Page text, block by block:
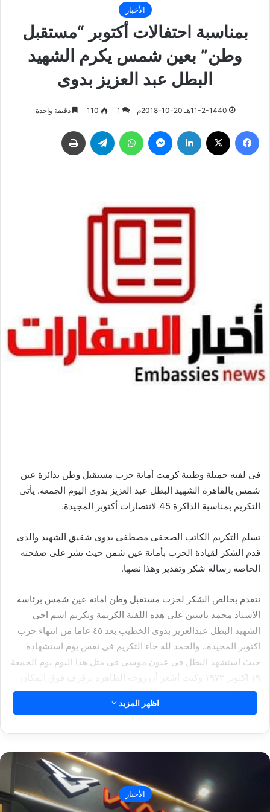
الأخبار
بمناسبة احتفالات أكتوبر “مستقبل
وطن” بعين شمس يكرم الشهيد
البطل عبد العزيز بدوى
11-2-1440هـ 20-10-2018م 1
110 دقيقة واحدة
فى لفته جميلة وطيبة كرمت أمانة حزب مستقبل وطن بدائرة عين
شمس بالقاهرة الشهيد البطل عبد العزيز بدوى اليوم الجمعة. يأتى
التكريم بمناسبة الذاكرة 45 لانتصارات أكتوبر المجيدة.
تسلم التكريم الكاتب الصحفى مصطفى بدوى شقيق الشهيد والذى
قدم الشكر لقيادة الحزب بأمانة عين شمن حيث نشر على صفحته
الخاصة رسالة شكر وتقدير وهذا نصها.
نتقدم بخالص الشكر لحزب مستقبل وطن امانة عين شمس برئاسة
الأستاذ محمد ياسين على هذه اللفتة الكريمة وتكريم اسم اخى
الشهيد البطل عبدالعزيز بدوى الخطيب بعد ٤٥ عاما من انتهاء حرب
اكتوبر المجيدة.. والحمد لله جاء التكريم فى نفس يوم استشهاده
حيث استشهد البطل فى عيون موسى فى مثل هذا اليوم يوم الجمعة
١٩ اكتوبر ١٩٧٣ وكنت أشعر أن روحه الطاهره ترفرف فوق المكان
توصينا بوطننا الحبيب مصر
سانوفي مصر تحصد جائزة “أفضل جهة عمل” لعام
2026
اظهر المزيد
الأخبار